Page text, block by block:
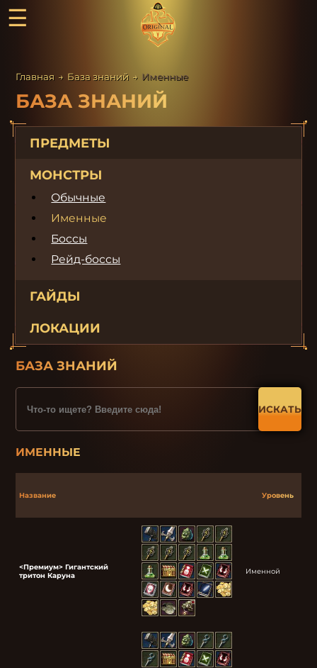
☰
Главная → База знаний → Именные
БАЗА ЗНАНИЙ
ПРЕДМЕТЫ
МОНСТРЫ
Обычные
Именные
Боссы
Рейд-боссы
ГАЙДЫ
ЛОКАЦИИ
БАЗА ЗНАНИЙ
ИСКАТЬ
ИМЕННЫЕ
Название Уровень
<Премиум> Гигантский
тритон Каруна
Именной